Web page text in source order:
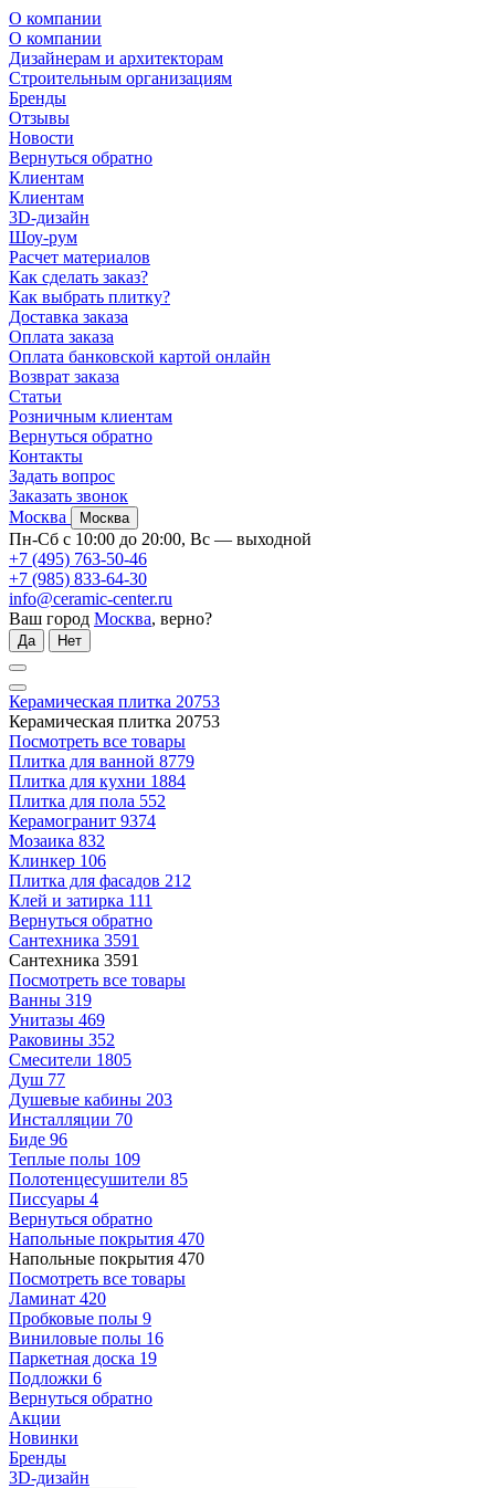
О компании
О компании
Дизайнерам и архитекторам
Строительным организациям
Бренды
Отзывы
Новости
Вернуться обратно
Клиентам
Клиентам
3D-дизайн
Шоу-рум
Расчет материалов
Как сделать заказ?
Как выбрать плитку?
Доставка заказа
Оплата заказа
Оплата банковской картой онлайн
Возврат заказа
Статьи
Розничным клиентам
Вернуться обратно
Контакты
Задать вопрос
Заказать звонок
Москва
Москва
Пн-Сб с 10:00 до 20:00, Вс — выходной
+7 (495) 763-50-46
+7 (985) 833-64-30
info@ceramic-center.ru
Ваш город Москва, верно?
Да Нет
Керамическая плитка 20753
Керамическая плитка 20753
Посмотреть все товары
Плитка для ванной 8779
Плитка для кухни 1884
Плитка для пола 552
Керамогранит 9374
Мозаика 832
Клинкер 106
Плитка для фасадов 212
Клей и затирка 111
Вернуться обратно
Сантехника 3591
Сантехника 3591
Посмотреть все товары
Ванны 319
Унитазы 469
Раковины 352
Смесители 1805
Душ 77
Душевые кабины 203
Инсталляции 70
Биде 96
Теплые полы 109
Полотенцесушители 85
Писсуары 4
Вернуться обратно
Напольные покрытия 470
Напольные покрытия 470
Посмотреть все товары
Ламинат 420
Пробковые полы 9
Виниловые полы 16
Паркетная доска 19
Подложки 6
Вернуться обратно
Акции
Новинки
Бренды
3D-дизайн